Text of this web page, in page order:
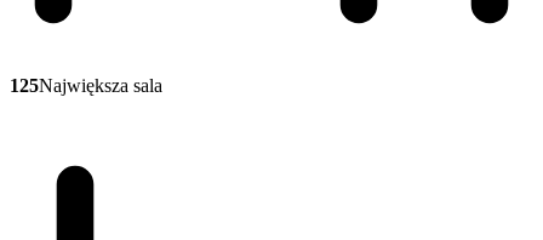
125Największa sala